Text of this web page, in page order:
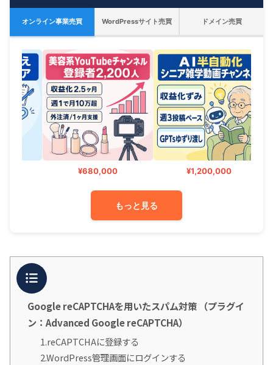
オンライン事業売買 WordPressサイト売買 ドメイン売買
¥680,000 ¥1,200,000
もっと見る
目次
Google reCAPTCHAを用いたスパム対策 （プラグイ
ン：Advanced Google reCAPTCHA）
1.reCAPTCHAに登録する
2.WordPress管理画面にログインする